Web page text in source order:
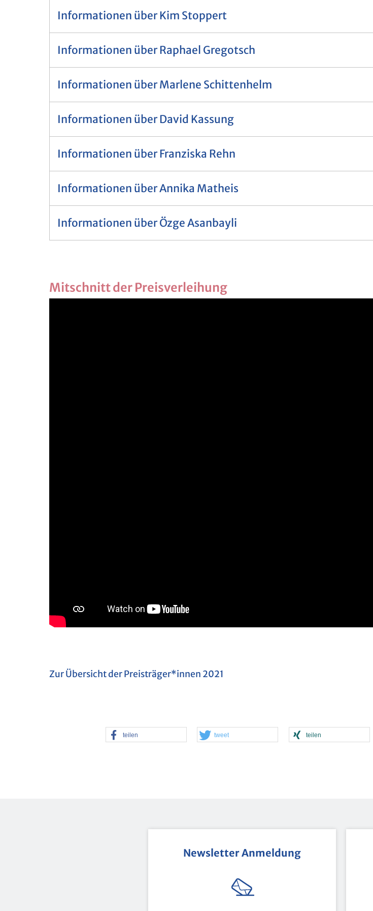
Informationen über Kim Stoppert
Informationen über Raphael Gregotsch
Informationen über Marlene Schittenhelm
Informationen über David Kassung
Informationen über Franziska Rehn
Informationen über Annika Matheis
Informationen über Özge Asanbayli
Mit­schnitt der Preis­ver­lei­hung
Zur Über­sicht der Preis­trä­ger*innen 2021
tei­len tweet tei­len
News­let­ter An­mel­dung